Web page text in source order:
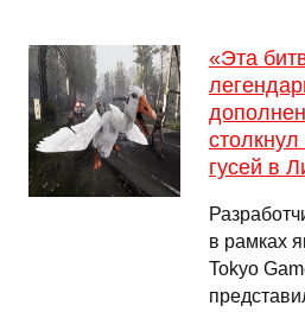
«Эта
гусей в
в рамках
Tokyo